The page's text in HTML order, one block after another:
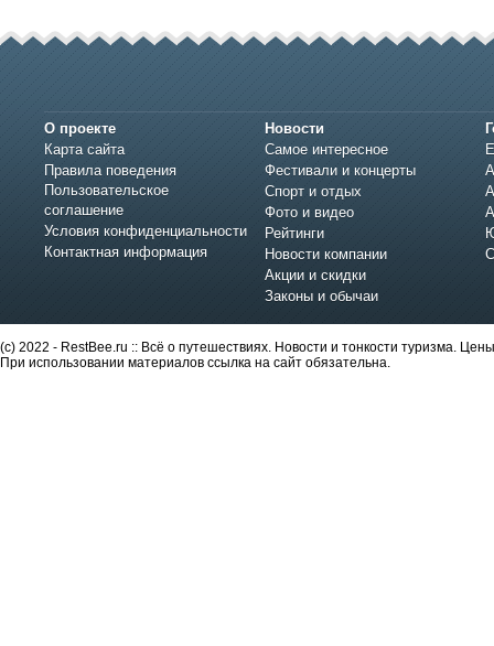
О проекте
Карта сайта
Правила поведения
Пользовательское
соглашение
Условия конфиденциальности
Контактная информация
Новости
Самое интересное
Фестивали и концерты
Спорт и отдых
Фото и видео
Рейтинги
Новости компании
Акции и скидки
Законы и обычаи
(c) 2022 - RestBee.ru :: Всё о путешествиях. Новости и тонкости туризма.
При использовании материалов ссылка на сайт обязательна.